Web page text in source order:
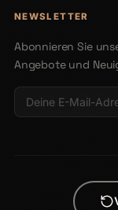
NEWSLETTER
Abonnieren Sie
Angebote und